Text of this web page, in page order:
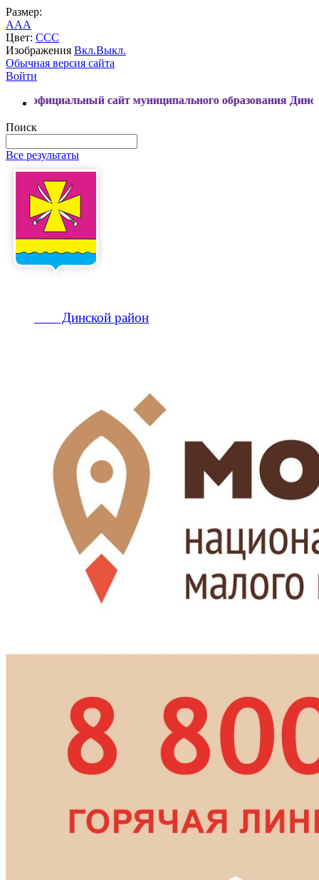
Размер:
AAA
Цвет: CCC
Изображения Вкл.Выкл.
Обычная версия сайта
Войти
сайт муниципального образования Динской район
Поиск
Все результаты
Динской район